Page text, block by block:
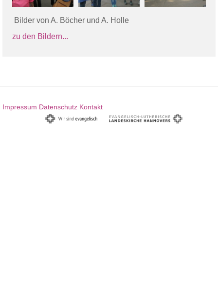
Bilder von A. Böcher und A. Holle
zu den Bildern...
Impressum Datenschutz Kontakt